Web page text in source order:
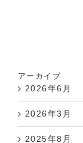
アーカイブ
2026年6月
2026年3月
2025年8月